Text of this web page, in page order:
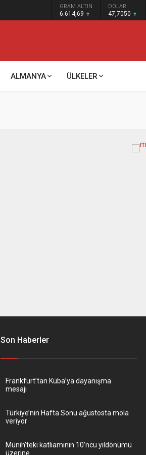
GRAM ALTIN
6.614,69
DOLAR
47,7050
ALMANYA ÜLKELER
Son Haberler
Frankfurt’tan Küba’ya dayanışma
mesajı
Türkiye’nin Hafta Sonu ağustosta mola
veriyor
Münih’teki katliamının 10’ncu yıldönümü
üzerine